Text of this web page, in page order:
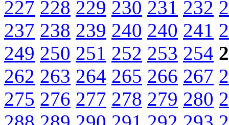
227 228 229 230 231 232
237 238 239 240 240 241
249 250 251 252 253 254
262 263 264 265 266 267
275 276 277 278 279 280